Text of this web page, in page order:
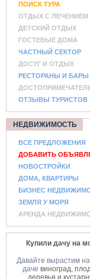
ПОИСК ТУРА
ОТДЫХ С ЛЕЧЕНИЕМ
ДЕТСКИЙ ОТДЫХ
ГОСТЕВЫЕ ДОМА
ЧАСТНЫЙ СЕКТОР
ДОСУГ И ОТДЫХ
РЕСТОРАНЫ И БАРЫ
ОТЗЫВЫ ТУРИСТОВ
НЕДВИЖИМОСТЬ
ВСЕ ПРЕДЛОЖЕНИЯ
ДОБАВИТЬ
НОВОСТРОЙКИ
ДОМА, КВАРТИРЫ
БИЗНЕС
ЗЕМЛЯ У МОРЯ
АРЕНДА
Купили дачу на
Давайте вырастим
даче виноград,
деревья и